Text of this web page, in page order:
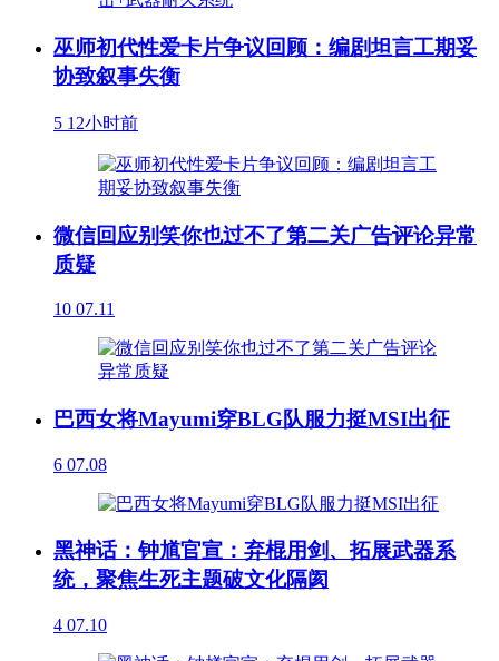
巫师初代性爱卡片争议回顾：编剧坦言工期妥
协致叙事失衡
5 12小时前
微信回应别笑你也过不了第二关广告评论异常
质疑
10 07.11
巴西女将Mayumi穿BLG队服力挺MSI出征
6 07.08
黑神话：钟馗官宣：弃棍用剑、拓展武器系
统，聚焦生死主题破文化隔阂
4 07.10